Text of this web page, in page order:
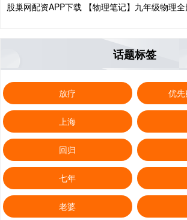
股巢网配资APP下载 【物理笔记】九年级物理
话题标签
放疗 优
上海
回归
七年
老婆